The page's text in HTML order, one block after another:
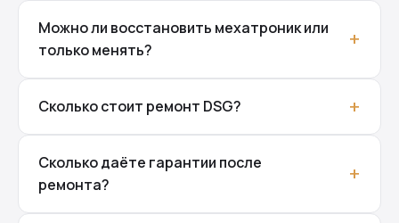
Можно ли восстановить мехатроник или
только менять?
Сколько стоит ремонт DSG?
Сколько даёте гарантии после
ремонта?